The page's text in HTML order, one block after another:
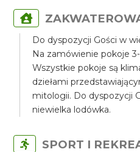
Do dyspozycji Gości w
Na zamówienie pokoje
Wszystkie pokoje są
dziełami
mitologii. Do dyspozycji
niewielka lodówka.
SPORT I